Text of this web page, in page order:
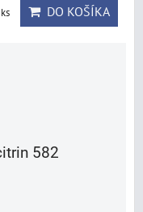
ks DO KOŠÍKA
582